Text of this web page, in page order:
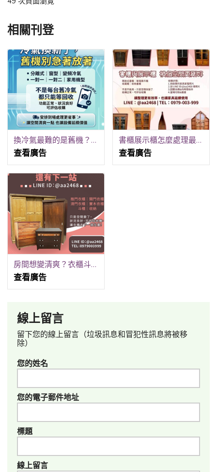
相關刊登
換冷氣最難的是舊機？這方法讓你輕鬆解決 0979003999
查看廣告
書櫃展示櫃怎麼處理最省事？很多人卡在這一步 0979003999
查看廣告
房間想變清爽？衣櫃斗櫃這樣處理剛剛好 0979003999
查看廣告
線上留言
留下您的線上留言（垃圾訊息和冒犯性訊息將被移
除）
您的姓名
您的電子郵件地址
標題
線上留言